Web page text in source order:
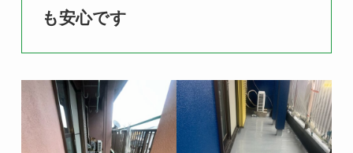
も安心です